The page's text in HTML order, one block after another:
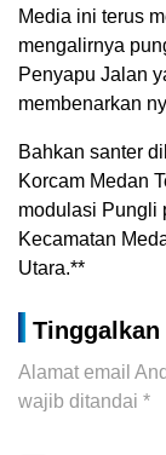
Media ini terus
mengalirnya
Penyapu Jalan
membenarkan
Bahkan santer
Korcam Medan
modulasi Pungli
Kecamatan
Utara.**
Tinggalkan
Alamat email
wajib ditandai *